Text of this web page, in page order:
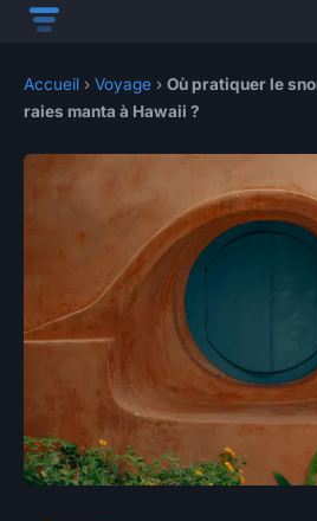
Accueil › Voyage › Où pratiquer le
raies manta à Hawaii ?